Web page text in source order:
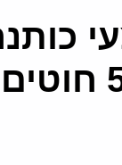
מצרית זוגי 500